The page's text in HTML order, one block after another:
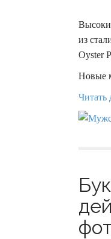
из
Oyster
Новые
Читать